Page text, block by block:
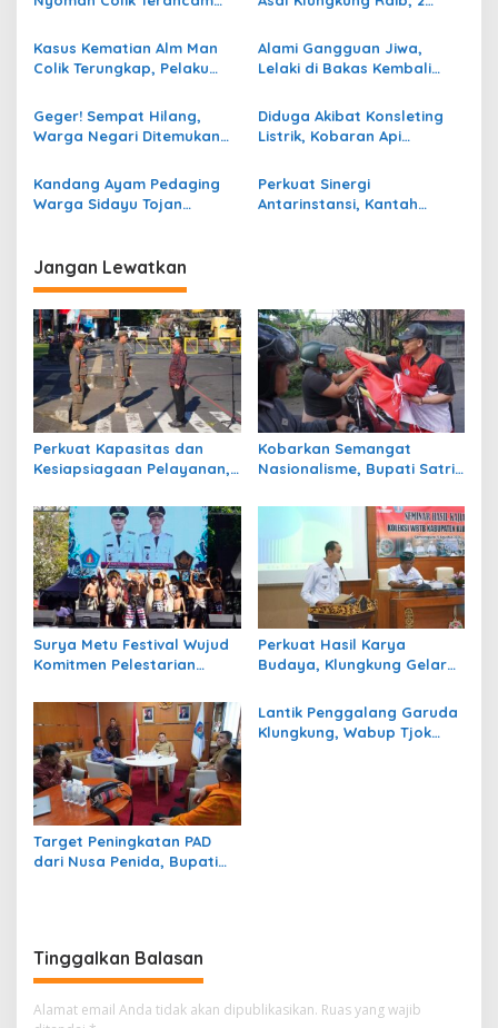
o
Kejaran Polisi
Kasus Kematian Alm Man
Colik Terungkap, Pelaku
Sakit Hati
Alami Gangguan Jiwa,
Lelaki di Bakas Kembali
Konsumsi Obat
Geger! Sempat Hilang,
Warga Negari Ditemukan
Robek di Perut dan
Pinggang
Diduga Akibat Konsleting
Listrik, Kobaran Api
Warga di Timuhun
Kandang Ayam Pedaging
Warga Sidayu Tojan
Perkuat Sinergi
Antarinstansi, Kantah
Jangan Lewatkan
Perkuat Kapasitas dan
Kesiapsiagaan Pelayanan,
Satlinmas 2026
Kobarkan Semangat
Nasionalisme, Bupati Satria
Merah Putih
Surya Metu Festival Wujud
Komitmen Pelestarian
Bali
Perkuat Hasil Karya
Budaya, Klungkung Gelar
Target Peningkatan PAD
dari Nusa Penida, Bupati
Lantik Penggalang Garuda
Klungkung, Wabup Tjok
Tinggalkan Balasan
Alamat email Anda tidak akan dipublikasikan. Ruas yang wajib